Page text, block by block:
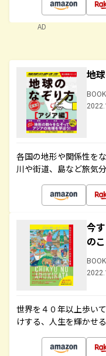
AD
地
各国の地形や関係性を
川や街道、島など旅気
今
の
世界を４０年以上歩い
けする、人生を輝かせ